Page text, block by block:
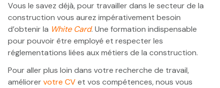
Vous le savez déjà, pour travailler dans le secteur de la
construction vous aurez impérativement besoin
d’obtenir la White Card. Une formation indispensable
pour pouvoir être employé et respecter les
réglementations liées aux métiers de la construction.
Pour aller plus loin dans votre recherche de travail,
améliorervotre CVet vos compétences, nous vous